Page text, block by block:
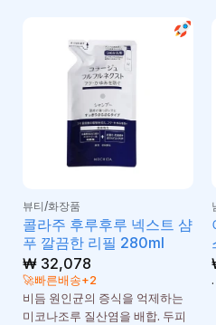
뷰티/화장품
콜라주 후루후루 넥스트 샴
푸 깔끔한 리필 280ml
₩32,078
🚀빠른배송+2
비듬 원인균의 증식을 억제하는
미코나조루 질산염을 배합. 두피
.